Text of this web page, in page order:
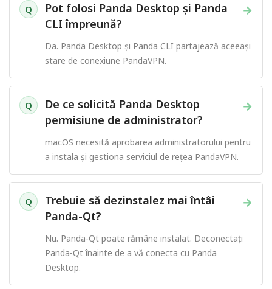
Q →
Pot folosi Panda Desktop și Panda
CLI împreună?
Da. Panda Desktop și Panda CLI partajează aceeași
stare de conexiune PandaVPN.
Q →
De ce solicită Panda Desktop
permisiune de administrator?
macOS necesită aprobarea administratorului pentru
a instala și gestiona serviciul de rețea PandaVPN.
Q →
Trebuie să dezinstalez mai întâi
Panda-Qt?
Nu. Panda-Qt poate rămâne instalat. Deconectați
Panda-Qt înainte de a vă conecta cu Panda
Desktop.